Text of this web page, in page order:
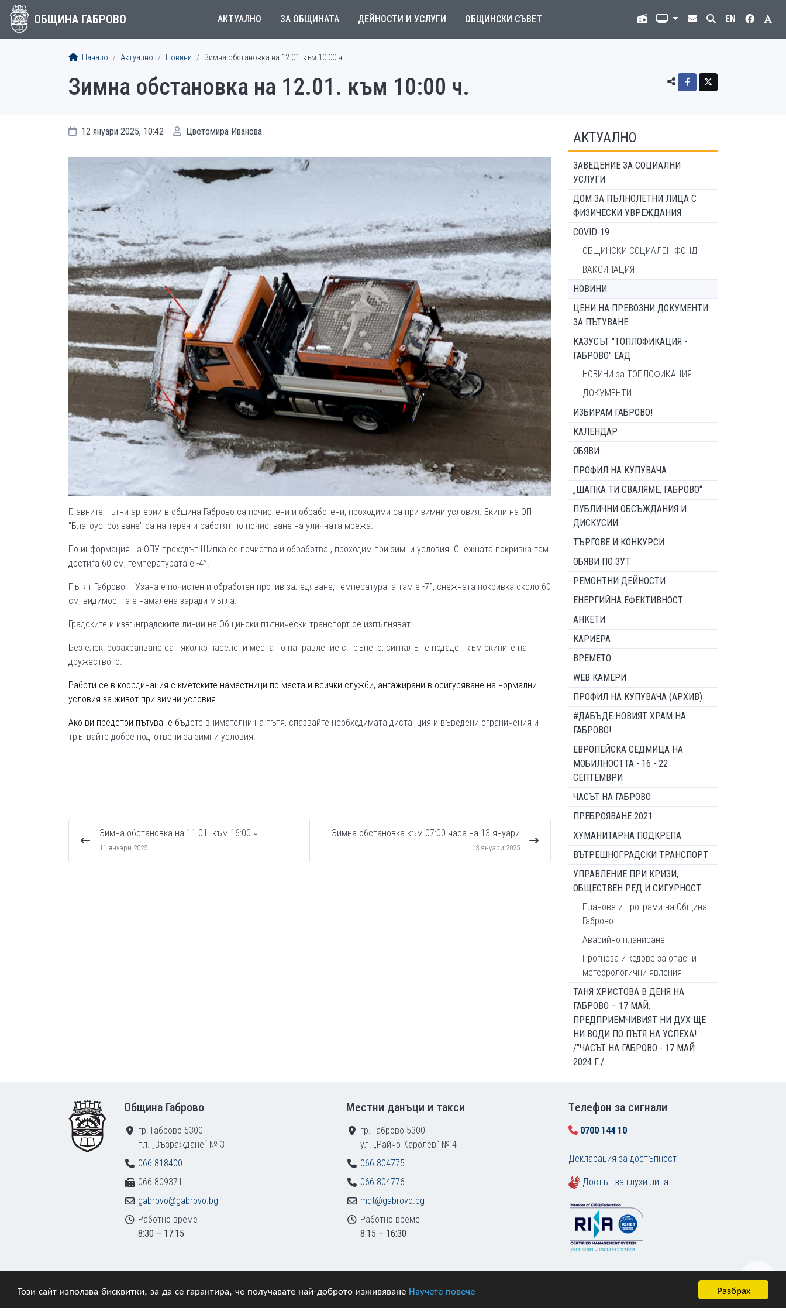
Разбрах
Този сайт използва бисквитки, за да се гарантира, че получавате най-доброто изживяване Научете повече
ОБЩИНА ГАБРОВО АКТУАЛНО ЗА ОБЩИНАТА ДЕЙНОСТИ И УСЛУГИ ОБЩИНСКИ СЪВЕТ EN
Начало Актуално Новини Зимна обстановка на 12.01. към 10:00 ч.
Зимна обстановка на 12.01. към 10:00 ч.
12 януари 2025, 10:42 Цветомира Иванова
Главните пътни артерии в община Габрово са почистени и обработени, проходими са при зимни условия. Екипи на ОП
"Благоустрояване" са на терен и работят по почистване на уличната мрежа.
По информация на ОПУ проходът Шипка се почиства и обработва , проходим при зимни условия. Снежната покривка там
достига 60 см, температурата е -4°.
Пътят Габрово – Узана е почистен и обработен против заледяване, температурата там е -7°, снежната покривка около 60
см, видимостта е намалена заради мъгла.
Градските и извънградските линии на Общински пътнически транспорт се изпълняват.
Без електрозахранване са няколко населени места по направление с.Трънето, сигналът е подаден към екипите на
дружеството.
Работи се в координация с кметските наместници по места и всички служби, ангажирани в осигуряване на нормални
условия за живот при зимни условия.
Ако ви предстои пътуване бъдете внимателни на пътя, спазвайте необходимата дистанция и въведени ограничения и
тръгвайте добре подготвени за зимни условия.
Зимна обстановка на 11.01. към 16:00 ч
11 януари 2025
Зимна обстановка към 07:00 часа на 13 януари
13 януари 2025
АКТУАЛНО
ЗАВЕДЕНИЕ ЗА СОЦИАЛНИ
УСЛУГИ
ДОМ ЗА ПЪЛНОЛЕТНИ ЛИЦА С
ФИЗИЧЕСКИ УВРЕЖДАНИЯ
COVID-19
ОБЩИНСКИ СОЦИАЛЕН ФОНД
ВАКСИНАЦИЯ
НОВИНИ
ЦЕНИ НА ПРЕВОЗНИ ДОКУМЕНТИ
ЗА ПЪТУВАНЕ
КАЗУСЪТ "ТОПЛОФИКАЦИЯ -
ГАБРОВО" ЕАД
НОВИНИ за ТОПЛОФИКАЦИЯ
ДОКУМЕНТИ
ИЗБИРАМ ГАБРОВО!
КАЛЕНДАР
ОБЯВИ
ПРОФИЛ НА КУПУВАЧА
„ШАПКА ТИ СВАЛЯМЕ, ГАБРОВО“
ПУБЛИЧНИ ОБСЪЖДАНИЯ И
ДИСКУСИИ
ТЪРГОВЕ И КОНКУРСИ
ОБЯВИ ПО ЗУТ
РЕМОНТНИ ДЕЙНОСТИ
ЕНЕРГИЙНА ЕФЕКТИВНОСТ
АНКЕТИ
КАРИЕРА
ВРЕМЕТО
WEB КАМЕРИ
ПРОФИЛ НА КУПУВАЧА (АРХИВ)
#ДАБЪДЕ НОВИЯТ ХРАМ НА
ГАБРОВО!
ЕВРОПЕЙСКА СЕДМИЦА НА
МОБИЛНОСТТА - 16 - 22
СЕПТЕМВРИ
ЧАСЪТ НА ГАБРОВО
ПРЕБРОЯВАНЕ 2021
ХУМАНИТАРНА ПОДКРЕПА
ВЪТРЕШНОГРАДСКИ ТРАНСПОРТ
УПРАВЛЕНИЕ ПРИ КРИЗИ,
ОБЩЕСТВЕН РЕД И СИГУРНОСТ
Планове и програми на Община
Габрово
Аварийно планиране
Прогноза и кодове за опасни
метеорологични явления
ТАНЯ ХРИСТОВА В ДЕНЯ НА
ГАБРОВО – 17 МАЙ:
ПРЕДПРИЕМЧИВИЯТ НИ ДУХ ЩЕ
НИ ВОДИ ПО ПЪТЯ НА УСПЕХА!
/"ЧАСЪТ НА ГАБРОВО - 17 МАЙ
2024 Г./
Община Габрово
гр. Габрово 5300
пл. „Възраждане“ № 3
066 818400
066 809371
gabrovo@gabrovo.bg
Работно време
8:30 – 17:15
Местни данъци и такси
гр. Габрово 5300
ул. „Райчо Каролев“ № 4
066 804775
066 804776
mdt@gabrovo.bg
Работно време
8:15 – 16:30
Tелефон за сигнали
0700 144 10
Декларация за достъпност
Достъп за глухи лица
© 2009–2026 Община Габрово. Всички права запазени.